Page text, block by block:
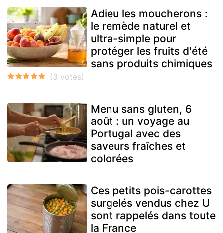
Adieu les moucherons :
le remède naturel et
ultra-simple pour
protéger les fruits d'été
sans produits chimiques
Menu sans gluten, 6
août : un voyage au
Portugal avec des
saveurs fraîches et
colorées
Ces petits pois-carottes
surgelés vendus chez U
sont rappelés dans toute
la France